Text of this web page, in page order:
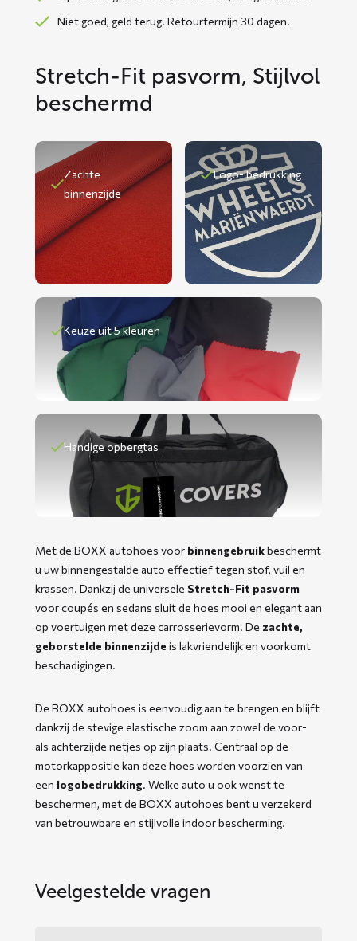
Niet goed, geld terug. Retourtermijn 30 dagen.
Stretch-Fit pasvorm, Stijlvol
beschermd
Zachte
binnenzijde
Logo- bedrukking
Keuze uit 5 kleuren
Handige opbergtas
Met de BOXX autohoes voor binnengebruikbeschermt
u uw binnengestalde auto effectief tegen stof, vuil en
krassen. Dankzij de universele Stretch-Fit pasvorm
voor coupés en sedans sluit de hoes mooi en elegant aan
op voertuigen met deze carrosserievorm. De zachte,
geborstelde binnenzijde is lakvriendelijk en voorkomt
beschadigingen.
De BOXX autohoes is eenvoudig aan te brengen en blijft
dankzij de stevige elastische zoom aan zowel de voor-
als achterzijde netjes op zijn plaats. Centraal op de
motorkappositie kan deze hoes worden voorzien van
een logobedrukking. Welke auto u ook wenst te
beschermen, met de BOXX autohoes bent u verzekerd
van betrouwbare en stijlvolle indoor bescherming.
Veelgestelde vragen